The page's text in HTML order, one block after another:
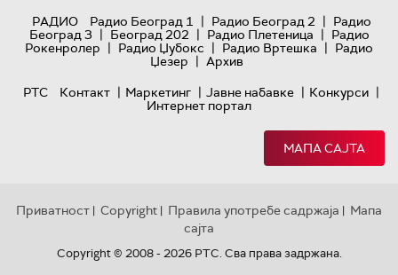
РАДИО
Радио Београд 1 | Радио Београд 2 | Радио
Београд 3 | Београд 202 | Радио Плетеница | Радио
Рокенролер | Радио Џубокс | Радио Вртешка | Радио
Џезер | Архив
РТС
Контакт | Маркетинг | Јавне набавке | Конкурси |
Интернет портал
МАПА САЈТА
Приватност | Copyright | Правила употребе садржаја | Мапа
сајта
Copyright © 2008 - 2026 РТС. Сва права задржана.